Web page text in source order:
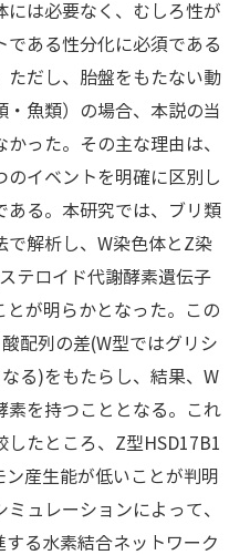
には必要なく、むしろ性が
ある性分化に必須である
ただし、胎盤をもたない動
魚類）の場合、本説の当
った。その主な理由は、
イベントを明確に区別し
ある。本研究では、ブリ類
で解析し、W染色体とZ染
テロイド代謝酵素遺伝子
が明らかとなった。この
配列の差(W型ではグリシ
る)をもたらし、結果、W
素を持つこととなる。これ
たところ、Z型HSD17B1
産生能が低いことが判明
ュレーションによって、
る水素結合ネットワーク